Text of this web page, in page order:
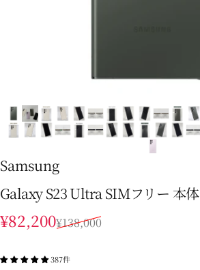
Samsung
Galaxy S23 Ultra SIMフリー 本体
販売価格
¥82,200
通常価格¥138,000
387件